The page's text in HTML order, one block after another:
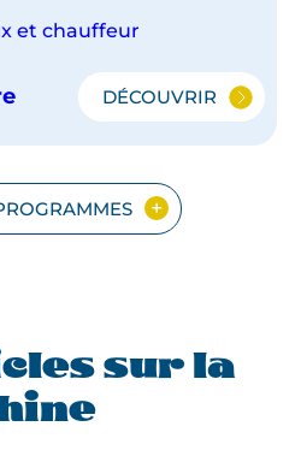
et chauffeur
DÉCOUVRIR
L'ESSENTIEL
CHINE
ET
HONG
sur la